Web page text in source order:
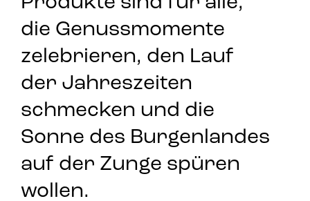
die Genussmomente
zelebrieren, den Lauf
der Jahreszeiten
schmecken und die
Sonne des Burgenlandes
auf der Zunge spüren
wollen.